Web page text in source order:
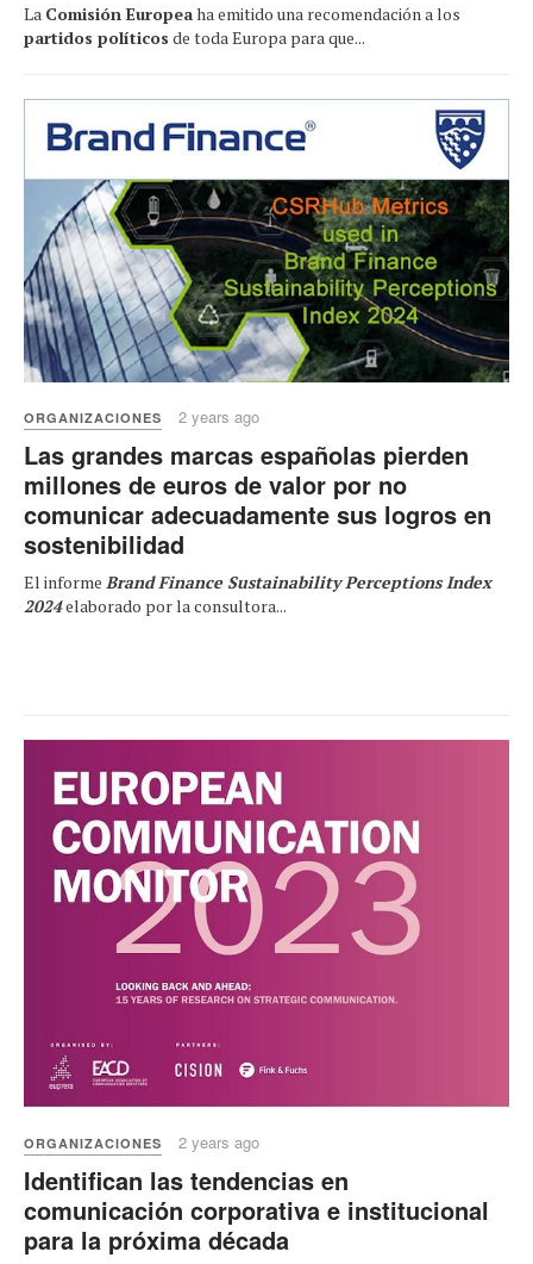
La Comisión Europeaha emitido una recomendación a los
partidos políticos de toda Europa para que...
ORGANIZACIONES 2 years ago
Las grandes marcas españolas pierden
millones de euros de valor por no
comunicar adecuadamente sus logros en
sostenibilidad
El informe Brand Finance Sustainability Perceptions Index
2024elaborado por la consultora...
ORGANIZACIONES 2 years ago
Identifican las tendencias en
comunicación corporativa e institucional
para la próxima década